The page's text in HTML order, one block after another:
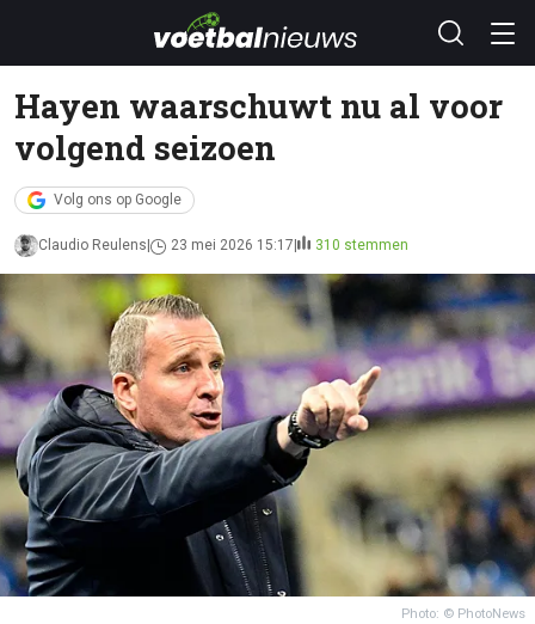
Hayen waarschuwt nu al voor
volgend seizoen
Volg ons op Google
Claudio Reulens 23 mei 2026 15:17 310 stemmen
Photo: © PhotoNews